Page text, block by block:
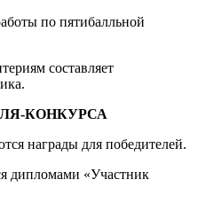
по пятибалльной
составляет
КОНКУРСА
награды для победителей.
дипломами «Участник